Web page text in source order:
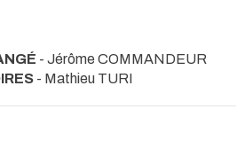
- Jérôme COMMANDEUR
- Mathieu TURI